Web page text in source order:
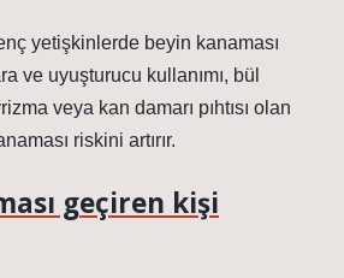
yetişkinlerde beyin kanaması
ve uyuşturucu kullanımı, bül
veya kan damarı pıhtısı olan
riskini artırır.
geçiren kişi